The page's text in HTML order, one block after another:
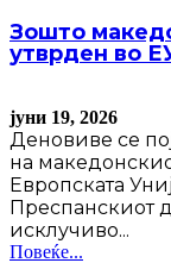
Зошто
утврден во
јуни 19, 2026
Деновиве се
на
Европската
Преспанскиот
исклучиво...
Повеќе...